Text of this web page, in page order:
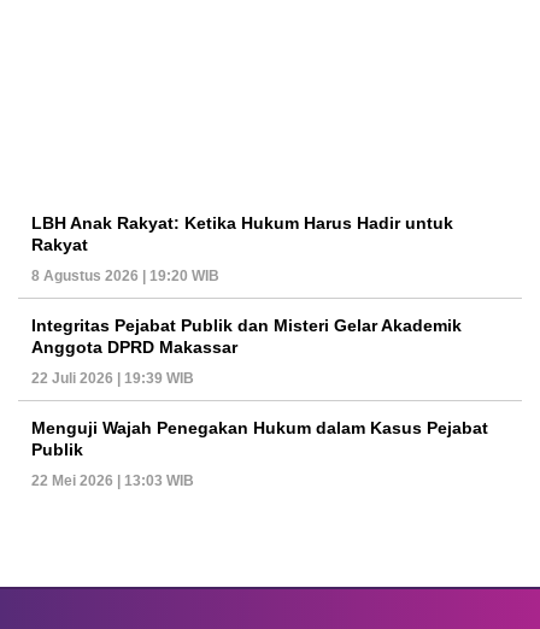
LBH Anak Rakyat: Ketika Hukum Harus Hadir untuk
Rakyat
8 Agustus 2026 | 19:20 WIB
Integritas Pejabat Publik dan Misteri Gelar Akademik
Anggota DPRD Makassar
22 Juli 2026 | 19:39 WIB
Menguji Wajah Penegakan Hukum dalam Kasus Pejabat
Publik
22 Mei 2026 | 13:03 WIB